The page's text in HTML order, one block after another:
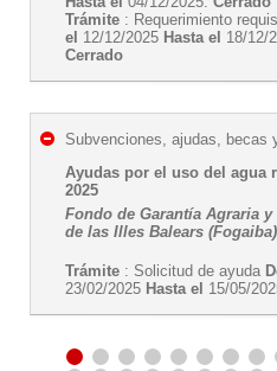
Trámite : Requerimiento
el 12/12/2025 Hasta el 18/12/
Cerrado
Subvenciones, ajudas, becas
Ayudas por el uso del agua
2025
Fondo de Garantía Agraria y
de las Illes Balears (Fogaiba)
Trámite : Solicitud de ayuda
23/02/2025 Hasta el 15/05/